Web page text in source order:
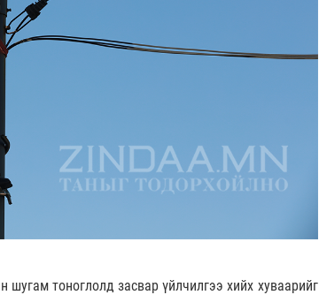
тоноглолд засвар үйлчилгээ хийх хуваарийг